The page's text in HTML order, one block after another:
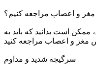
و اعصاب مراجعه کنیم؟
است بدانید که باید به
سرگیجه شدید و مداوم